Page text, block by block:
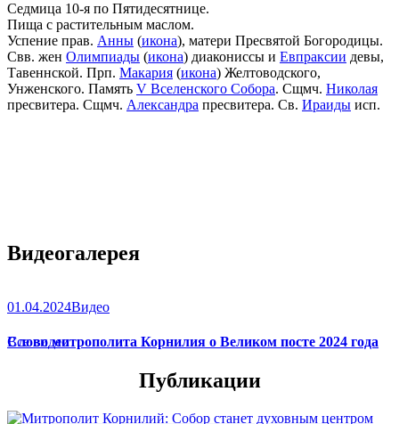
Седмица 10-я по Пятидесятнице.
Пища с растительным маслом.
Успение прав. Анны (икона), матери Пресвятой Богородицы.
Свв. жен Олимпиады (икона) диакониссы и Евпраксии девы,
Тавеннской. Прп. Макария (икона) Желтоводского,
Унженского. Память V Вселенского Собора. Сщмч. Николая
пресвитера. Сщмч. Александра пресвитера. Св. Ираиды исп.
Видеогалерея
01.04.2024Видео
Слово митрополита Корнилия о Великом посте 2024 года
Все видео
Публикации